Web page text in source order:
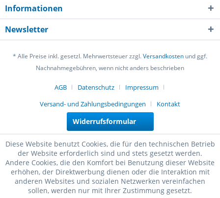
Informationen
Newsletter
* Alle Preise inkl. gesetzl. Mehrwertsteuer zzgl.Versandkosten und ggf.
Nachnahmegebühren, wenn nicht anders beschrieben
AGB Datenschutz
Impressum
Versand- und Zahlungsbedingungen
Kontakt
Widerrufsformular
Diese Website benutzt Cookies, die für den technischen Betrieb
der Website erforderlich sind und stets gesetzt werden.
Andere Cookies, die den Komfort bei Benutzung dieser Website
erhöhen, der Direktwerbung dienen oder die Interaktion mit
anderen Websites und sozialen Netzwerken vereinfachen
sollen, werden nur mit Ihrer Zustimmung gesetzt.